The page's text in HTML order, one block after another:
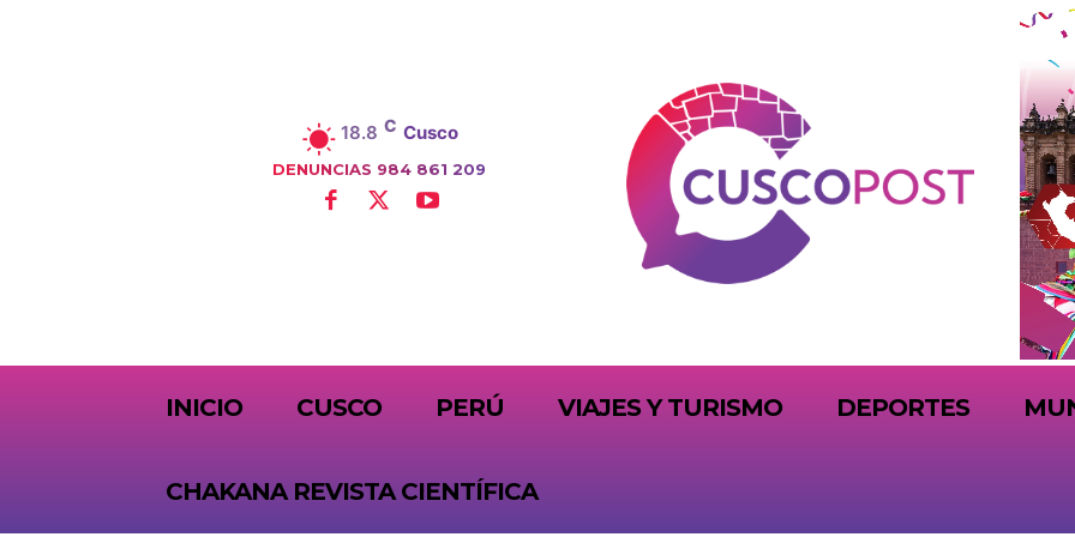
18.8 C Cusco
DENUNCIAS 984 861 209
INICIO CUSCO PERÚ VIAJES Y TURISMO DEPORTES
CHAKANA REVISTA CIENTÍFICA